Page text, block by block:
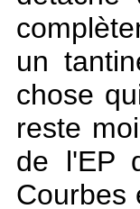
un
chose
reste
de l'EP
Courbes